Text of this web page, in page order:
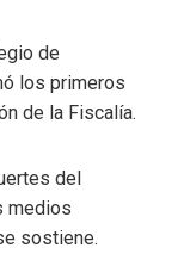
de
los primeros
de la Fiscalía.
del
medios
sostiene.